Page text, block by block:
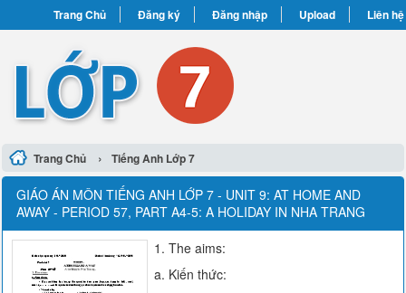
Trang Chủ Đăng ký Đăng nhập Upload Liên hệ
Trang Chủ › Tiếng Anh Lớp 7
GIÁO ÁN MÔN TIẾNG ANH LỚP 7 - UNIT 9: AT HOME AND
AWAY - PERIOD 57, PART A4-5: A HOLIDAY IN NHA TRANG
1. The aims:
a. Kiến thức: